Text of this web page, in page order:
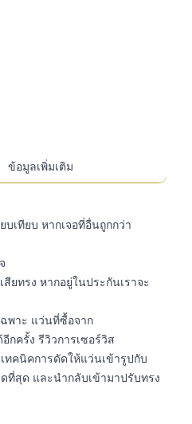
ข้อมูลเพิ่มเติม
เทียบ หากเจอที่อื่นถูกกว่า
ยทรง หากอยู่ในประกันเราจะ
พาะ แว่นที่ซื้อจาก
กครั้ง รีวิวการเซอร์วิส
ทคนิคการดัดให้แว่นเข้ารูปกับ
ที่สุด และนำกลับเข้ามาปรับทรง